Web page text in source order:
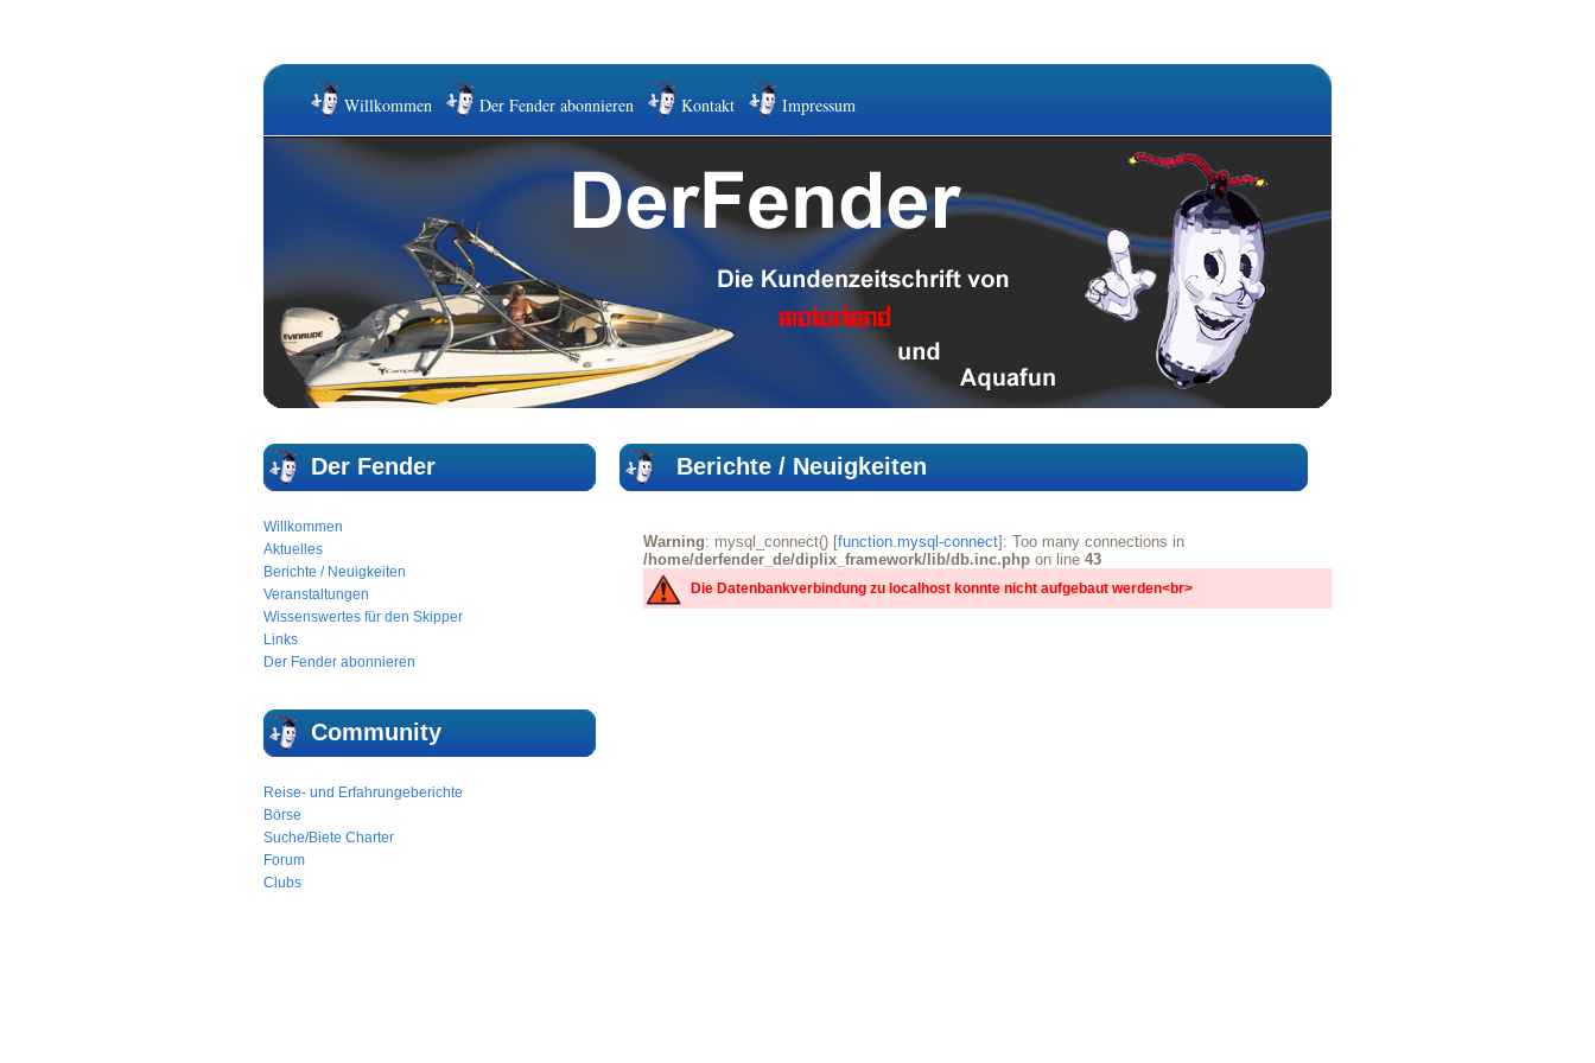
Willkommen Der Fender abonnieren Kontakt Impressum
Der Fender
Willkommen
Aktuelles
Berichte / Neuigkeiten
Veranstaltungen
Wissenswertes für den Skipper
Links
Der Fender abonnieren
Community
Reise- und Erfahrungeberichte
Börse
Suche/Biete Charter
Forum
Clubs
Berichte / Neuigkeiten
Warning: mysql_connect() [function.mysql-connect]: Too many connections in
/home/derfender_de/diplix_framework/lib/db.inc.php on line 43
Die Datenbankverbindung zu localhost konnte nicht aufgebaut werden<br>